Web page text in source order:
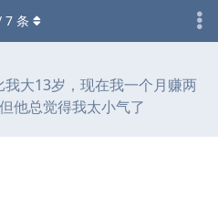
大13岁，现在我一个月赚两
他总觉得我太小气了
7 条